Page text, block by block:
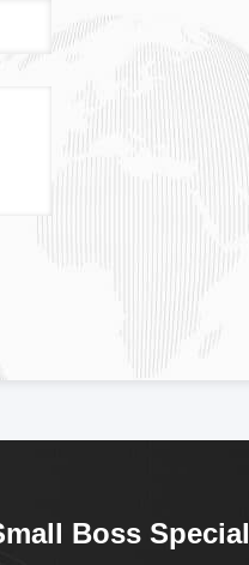
Boss Special